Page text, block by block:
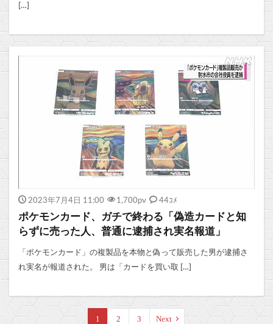
[…]
2023年7月4日 11:00 1,700pv 44ｺﾒ
ポケモンカード、ガチで終わる「偽造カードと知
らずに売った人、普通に逮捕され実名報道」
「ポケモンカード」の複製品を本物と偽って販売した男が逮捕さ
れ実名が報道された。 男は「カードを買い取 […]
1 2 3 Next